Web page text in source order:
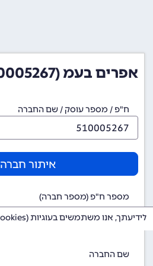
אפרים בעמ (510005267)
ח"פ / מספר עוסק / שם החברה
איתור חברה
מספר ח"פ (מספר חברה)
510005267
שם החברה
לידיעתך, אנו משתמשים בעוגיות (cookies) באתר זה.